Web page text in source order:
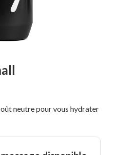
neutre pour vous hydrater